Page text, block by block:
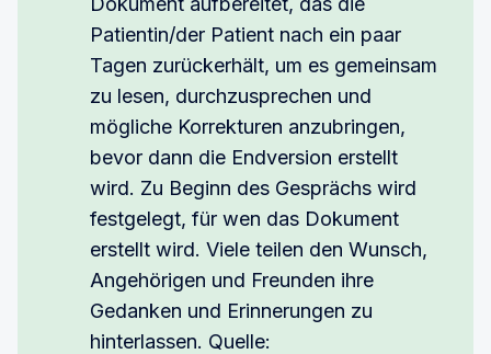
Patientin/der Patient nach ein paar
Tagen zurückerhält, um es gemeinsam
zu lesen, durchzusprechen und
mögliche Korrekturen anzubringen,
bevor dann die Endversion erstellt
wird. Zu Beginn des Gesprächs wird
festgelegt, für wen das Dokument
erstellt wird. Viele teilen den Wunsch,
Angehörigen und Freunden ihre
Gedanken und Erinnerungen zu
hinterlassen. Quelle: